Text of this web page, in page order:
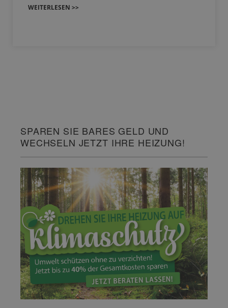
WEITERLESEN >>
SPAREN SIE BARES GELD UND
WECHSELN JETZT IHRE HEIZUNG!